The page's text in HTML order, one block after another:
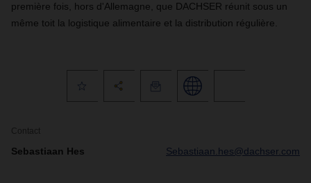
première fois, hors d'Allemagne, que DACHSER réunit sous un
même toit la logistique alimentaire et la distribution régulière.
Contact
Sebastiaan Hes Sebastiaan.hes@dachser.com